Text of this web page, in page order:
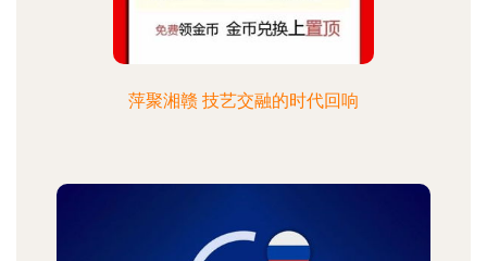
萍聚湘赣 技艺交融的时代回响